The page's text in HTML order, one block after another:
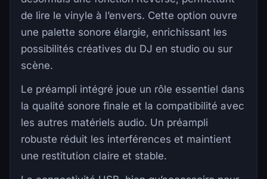
de lire le vinyle à l’envers. Cette option ouvre
une palette sonore élargie, enrichissant les
possibilités créatives du DJ en studio ou sur
scène.
Le préampli intégré joue un rôle essentiel dans
la qualité sonore finale et la compatibilité avec
les autres matériels audio. Un préampli
robuste réduit les interférences et maintient
une restitution claire et stable.